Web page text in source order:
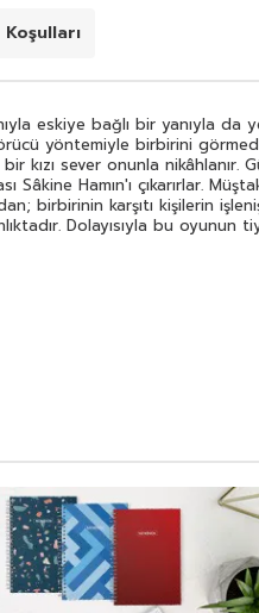
eskiye bağlı bir yanıyla
yöntemiyle birbirini
kızı sever onunla nikâhlanır.
Hamın'ı çıkarırlar.
birbirinin karşıtı kişilerin
Dolayısıyla bu